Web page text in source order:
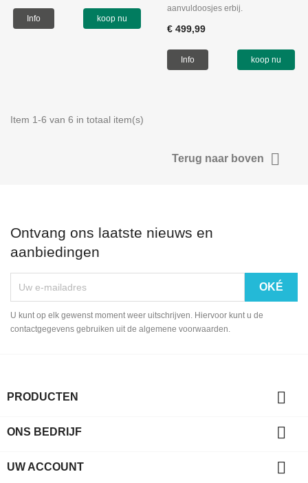
Info koop nu
aanvuldoosjes erbij.
€ 499,99
Info koop nu
Item 1-6 van 6 in totaal item(s)
Terug naar boven 
Ontvang ons laatste nieuws en
aanbiedingen
U kunt op elk gewenst moment weer uitschrijven. Hiervoor kunt u de
contactgegevens gebruiken uit de algemene voorwaarden.
PRODUCTEN 
ONS BEDRIJF 
UW ACCOUNT 